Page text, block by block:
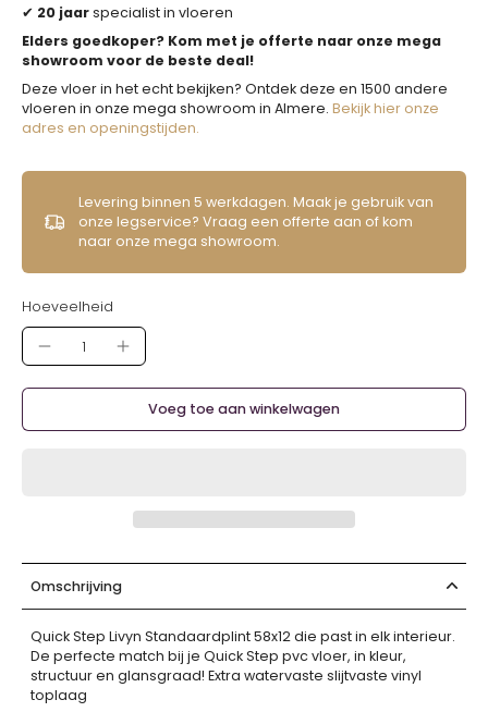
✔ 20 jaarspecialist in vloeren
Elders goedkoper? Kom met je offerte naar onze mega
showroom voor de beste deal!
Deze vloer in het echt bekijken? Ontdek deze en 1500 andere
vloeren in onze mega showroom in Almere. Bekijk hier onze
adres en openingstijden.
Levering binnen 5 werkdagen. Maak je gebruik van
onze legservice? Vraag een offerte aan of kom
naar onze mega showroom.
Hoeveelheid
Voeg toe aan winkelwagen
Omschrijving
Quick Step Livyn Standaardplint 58x12 die past in elk interieur.
De perfecte match bij je Quick Step pvc vloer, in kleur,
structuur en glansgraad! Extra watervaste slijtvaste vinyl
toplaag